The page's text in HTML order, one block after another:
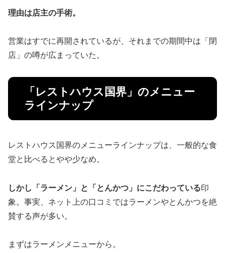
理由は店主の手術。
営業はすでに再開されているが、それまでの期間中は「閉
店」の噂が広まっていた。
「レストハウス国界」のメニュー
ラインナップ
レストハウス国界のメニューラインナップは、一般的な食
堂と比べるとやや少なめ。
しかし「ラーメン」と「とんかつ」にこだわっている印
象。事実、ネット上の口コミではラーメンやとんかつを絶
賛する声が多い。
まずはラーメンメニューから。